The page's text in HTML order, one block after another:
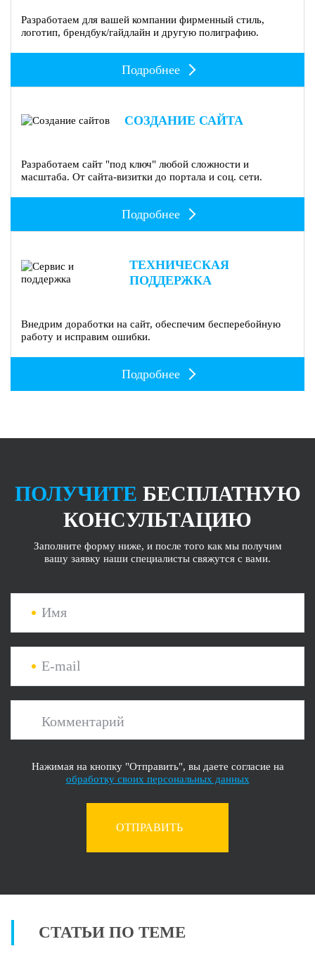
Разработаем для вашей компании фирменный стиль,
логотип, брендбук/гайдлайн и другую полиграфию.
Подробнее
СОЗДАНИЕ САЙТА
Разработаем сайт "под ключ" любой сложности и
масштаба. От сайта-визитки до портала и соц. сети.
Подробнее
ТЕХНИЧЕСКАЯ
ПОДДЕРЖКА
Внедрим доработки на сайт, обеспечим бесперебойную
работу и исправим ошибки.
Подробнее
ПОЛУЧИТЕ БЕСПЛАТНУЮ
КОНСУЛЬТАЦИЮ
Заполните форму ниже, и после того как мы получим
вашу заявку наши специалисты свяжутся с вами.
Имя
E-mail
Комментарий
Нажимая на кнопку "Отправить", вы даете согласие на
обработку своих персональных данных
ОТПРАВИТЬ
СТАТЬИ ПО ТЕМЕ